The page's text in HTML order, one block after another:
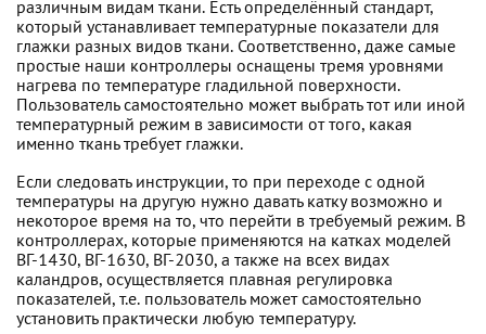
различным видам ткани. Есть определённый стандарт,
который устанавливает температурные показатели для
глажки разных видов ткани. Соответственно, даже самые
простые наши контроллеры оснащены тремя уровнями
нагрева по температуре гладильной поверхности.
Пользователь самостоятельно может выбрать тот или иной
температурный режим в зависимости от того, какая
именно ткань требует глажки.
Если следовать инструкции, то при переходе с одной
температуры на другую нужно давать катку возможно и
некоторое время на то, что перейти в требуемый режим. В
контроллерах, которые применяются на катках моделей
ВГ-1430, ВГ-1630, ВГ-2030, а также на всех видах
каландров, осуществляется плавная регулировка
показателей, т.е. пользователь может самостоятельно
установить практически любую температуру.